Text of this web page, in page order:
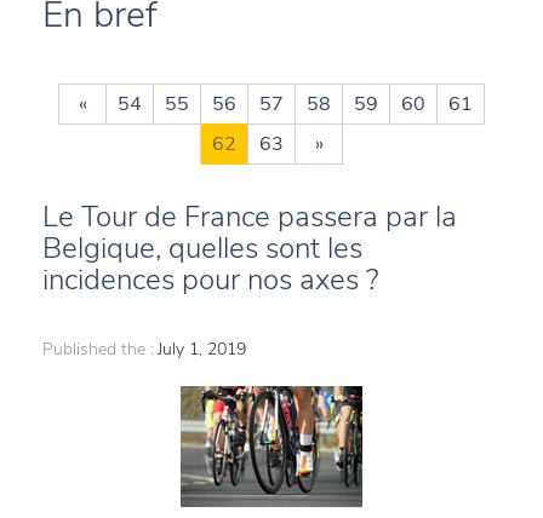
En bref
« 54 55 56 57 58 59 60
61
62
63 »
Le Tour de France passera par la
Belgique, quelles sont les
incidences pour nos axes ?
Published the : July 1, 2019